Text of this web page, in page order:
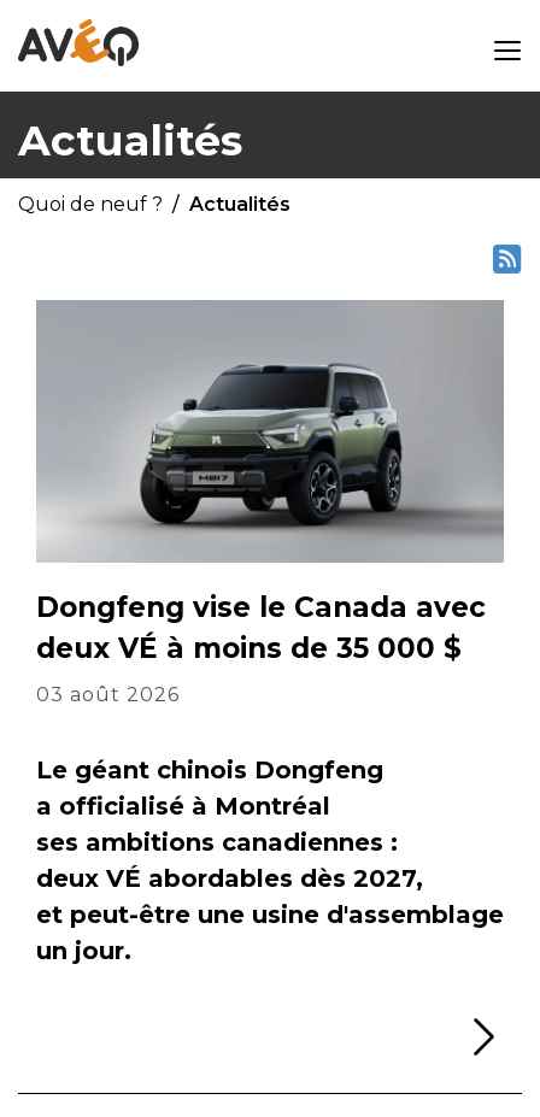
Actualités
Quoi de neuf ? Actualités
Dongfeng vise le Canada avec
deux VÉ à moins de 35 000 $
03 août 2026
Le géant chinois Dongfeng
a officialisé à Montréal
ses ambitions canadiennes :
deux VÉ abordables dès 2027,
et peut-être une usine d'assemblage
un jour.